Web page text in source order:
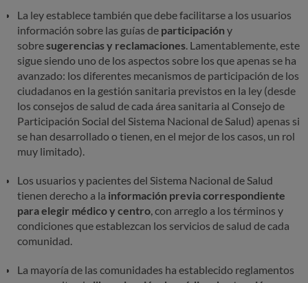
La ley establece también que debe facilitarse a los usuarios
información sobre las guías de participación y
sobresugerencias y reclamaciones. Lamentablemente, este
sigue siendo uno de los aspectos sobre los que apenas se ha
avanzado: los diferentes mecanismos de participación de los
ciudadanos en la gestión sanitaria previstos en la ley (desde
los consejos de salud de cada área sanitaria al Consejo de
Participación Social del Sistema Nacional de Salud) apenas si
se han desarrollado o tienen, en el mejor de los casos, un rol
muy limitado).
Los usuarios y pacientes del Sistema Nacional de Salud
tienen derecho a la información previa correspondiente
para elegir médico y centro, con arreglo a los términos y
condiciones que establezcan los servicios de salud de cada
comunidad.
La mayoría de las comunidades ha establecido reglamentos